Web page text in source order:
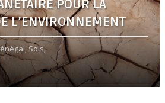
POUR LA
L’ENVIRONNEMENT
Sols,